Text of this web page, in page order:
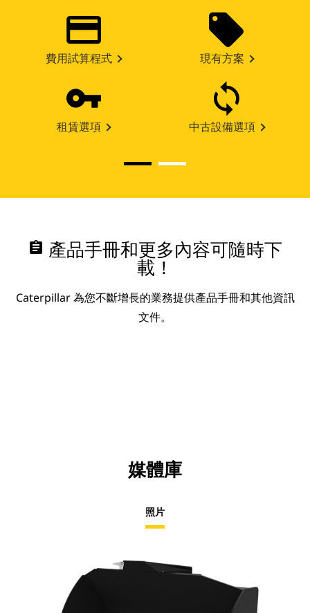
費用試算程式 現有方案
租賃選項 中古設備選項
assignment 產品手冊和更多內容可隨時下
載！
Caterpillar 為您不斷增長的業務提供產品手冊和其他資訊
文件。
媒體庫
照片